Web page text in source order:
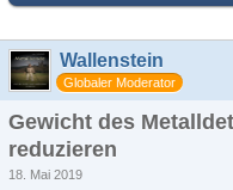
Wallenstein
Globaler Moderator
Gewicht des
reduzieren
18. Mai 2019